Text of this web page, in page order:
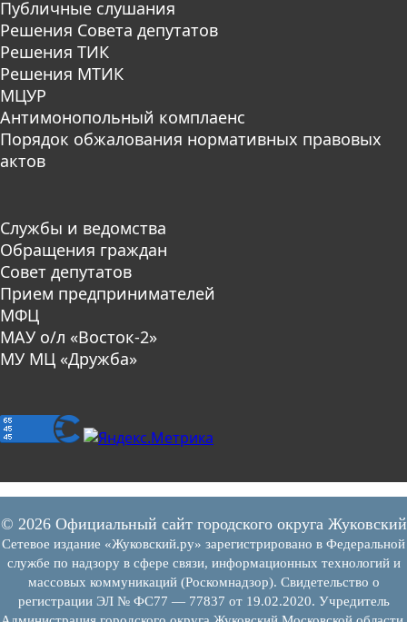
Публичные слушания
Решения Совета депутатов
Решения ТИК
Решения МТИК
МЦУР
Антимонопольный комплаенс
Порядок обжалования нормативных правовых
актов
Службы и ведомства
Обращения граждан
Совет депутатов
Прием предпринимателей
МФЦ
МАУ о/л «Восток-2»
МУ МЦ «Дружба»
© 2026 Официальный сайт городского округа Жуковский
Сетевое издание «Жуковский.ру» зарегистрировано в Федеральной
службе по надзору в сфере связи, информационных технологий и
массовых коммуникаций (Роскомнадзор). Свидетельство о
регистрации ЭЛ № ФС77 — 77837 от 19.02.2020. Учредитель